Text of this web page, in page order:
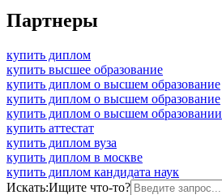
Партнеры
купить диплом
купить высшее образование
купить диплом о высшем образование
купить диплом о высшем образование
купить диплом о высшем образовании
купить аттестат
купить диплом вуза
купить диплом в москве
купить диплом кандидата наук
Искать:Ищите что-то?